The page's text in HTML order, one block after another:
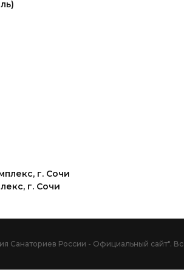
г. Сочи
Санаториев России - Официальный сайт".